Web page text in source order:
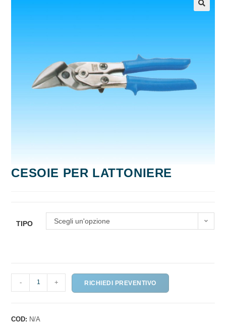
CESOIE PER LATTONIERE
TIPO Scegli un'opzione
PER
quantità
- + RICHIEDI PREVENTIVO
COD: N/A